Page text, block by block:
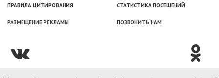
ПРАВИЛА ЦИТИРОВАНИЯ СТАТИСТИКА ПОСЕЩЕНИЙ
РАЗМЕЩЕНИЕ РЕКЛАМЫ ПОЗВОНИТЬ НАМ